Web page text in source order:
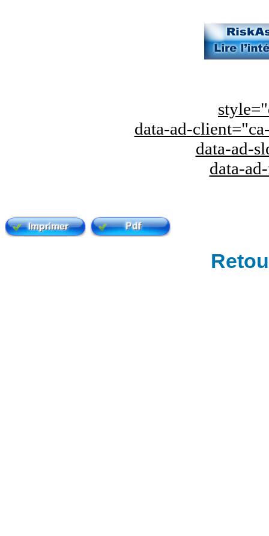
data-ad-
data-ad-
data-